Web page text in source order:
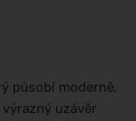
působí moderně,
uzávěr